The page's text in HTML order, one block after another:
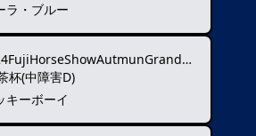
ラ・ブルー
W★★★★
杯(中障害D)
キーボーイ